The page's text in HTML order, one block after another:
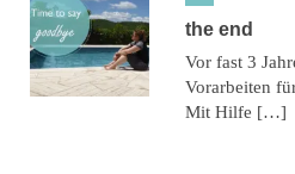
the end
Vor fast 3
Vorarbeiten
Mit Hilfe […]